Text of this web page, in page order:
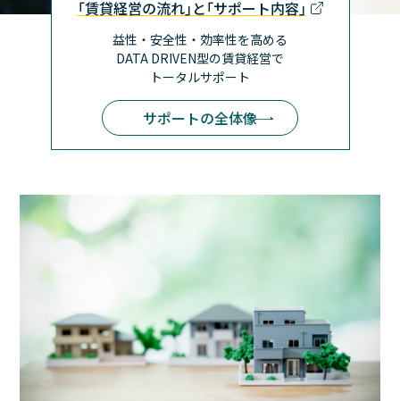
｢賃貸経営の流れ｣と｢サポート内容｣
益性・安全性・効率性を高める
DATA DRIVEN型の賃貸経営で
トータルサポート
サポートの全体像